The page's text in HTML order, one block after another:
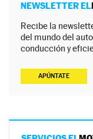
NEWSLETTER EL
Recibe la
del mundo del
conducción y
APÚNTATE